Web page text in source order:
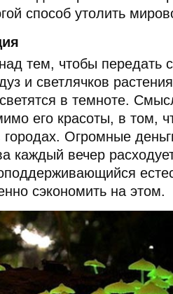
способ утолить
тем, чтобы передать
и светлячков
в темноте.
его красоты, в том,
Огромные
каждый вечер
сэкономить на этом.